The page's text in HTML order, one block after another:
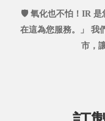
🛡️ 氧化也不怕！IR 是
在這為您服務。」
我
市，